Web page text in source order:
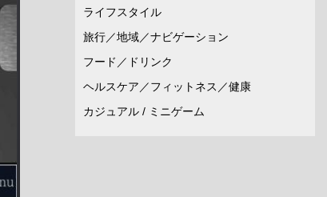
ライフスタイル
旅行／地域／ナビゲーション
フード／ドリンク
ヘルスケア／フィットネス／健康
カジュアル / ミニゲーム